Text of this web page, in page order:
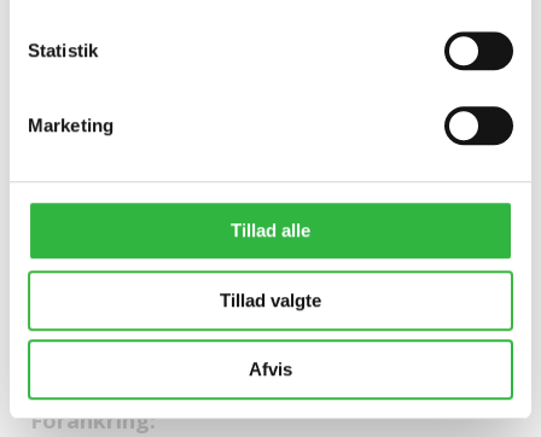
Statistik
Marketing
Tillad alle
Tillad valgte
Afvis
Forankring: